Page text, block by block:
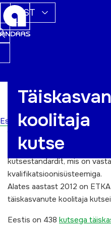
EST
Esilehtkoolitaja
kutse
Eesti Täiskasvanute
täiskasvanute koolitaja
ja oli kutse andja 2004 – 2016.
Novembris 2011 kinnitati
kutsestandardit, mis on
kvalifikatsioonisüsteemiga.
Alates aastast 2012 on
täiskasvanute koolitaja
Eestis on 438 kutsega